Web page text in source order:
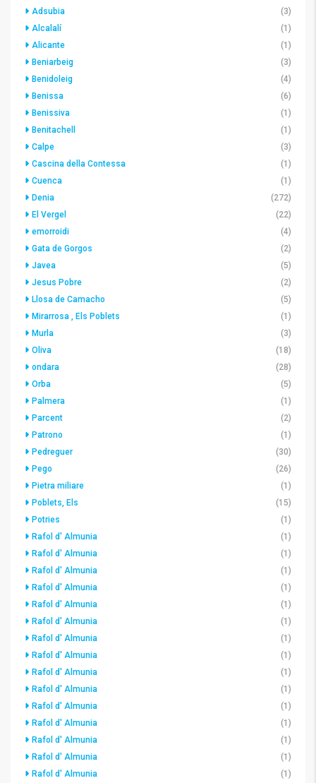
Adsubia
(3)
Alcalalí
(1)
Alicante
(1)
Beniarbeig
(3)
Benidoleig
(4)
Benissa
(6)
Benissiva
(1)
Benitachell
(1)
Calpe
(3)
Cascina della Contessa
(1)
Cuenca
(1)
Denia
(272)
El Vergel
(22)
emorroidi
(4)
Gata de Gorgos
(2)
Javea
(5)
Jesus Pobre
(2)
Llosa de Camacho
(5)
Mirarrosa , Els Poblets
(1)
Murla
(3)
Oliva
(18)
ondara
(28)
Orba
(5)
Palmera
(1)
Parcent
(2)
Patrono
(1)
Pedreguer
(30)
Pego
(26)
Pietra miliare
(1)
Poblets, Els
(15)
Potries
(1)
Rafol d' Almunia
(1)
Rafol d' Almunia
(1)
Rafol d' Almunia
(1)
Rafol d' Almunia
(1)
Rafol d' Almunia
(1)
Rafol d' Almunia
(1)
Rafol d' Almunia
(1)
Rafol d' Almunia
(1)
Rafol d' Almunia
(1)
Rafol d' Almunia
(1)
Rafol d' Almunia
(1)
Rafol d' Almunia
(1)
Rafol d' Almunia
(1)
Rafol d' Almunia
(1)
Rafol d' Almunia
(1)